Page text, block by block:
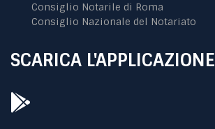
Consiglio Notarile di Roma
Consiglio Nazionale del Notariato
SCARICA L'APPLICAZIONE